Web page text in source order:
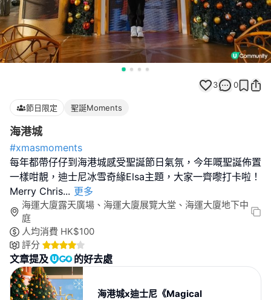
3 0
節日限定 聖誕Moments
海港城
#xmasmoments
每年都帶仔仔到海港城感受聖誕節日氣氛，今年嘅聖誕佈置
一樣咁靚，迪士尼冰雪奇緣Elsa主題，大家一齊嚟打卡啦！
Merry Chris... 更多
海運大廈露天廣場、海運大廈展覽大堂、海運大廈地下中
庭
人均消費 HK$100
評分
文章提及 的好去處
海港城x迪士尼《Magical